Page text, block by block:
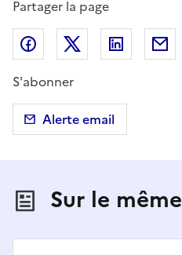
Partager la page
Partager sur Facebook
Partager sur X
S'abonner
Alerte email
Sur le